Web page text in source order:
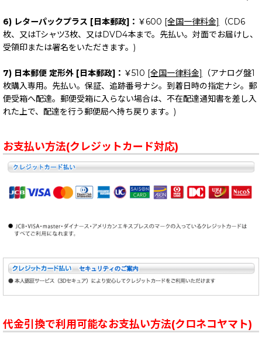
6) レターパックプラス [日本郵政]： ￥600 [全国一律料金]
（CD6
枚、又はTシャツ3枚、又はDVD4本まで。先払い。対面でお届けし、
受領印または署名をいただきます。)
7) 日本郵便 定形外 [日本郵政]： ￥510 [全国一律料金]
（アナログ盤1
枚購入専用。先払い。保証、追跡番号ナシ。到着日時の指定ナシ。郵
便受箱へ配達。郵便受箱に入らない場合は、不在配達通知書を差し入
れた上で、配達を行う郵便局へ持ち戻ります。)
お支払い方法(クレジットカード対応)
代金引換で利用可能なお支払い方法(クロネコヤマト)